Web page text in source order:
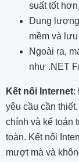
suất tốt
Dung
mềm và
Ngoài ra,
như .NET
Kết nối Internet:
yêu cầu cần
chính và kế toán
toàn. Kết nối
mượt mà và